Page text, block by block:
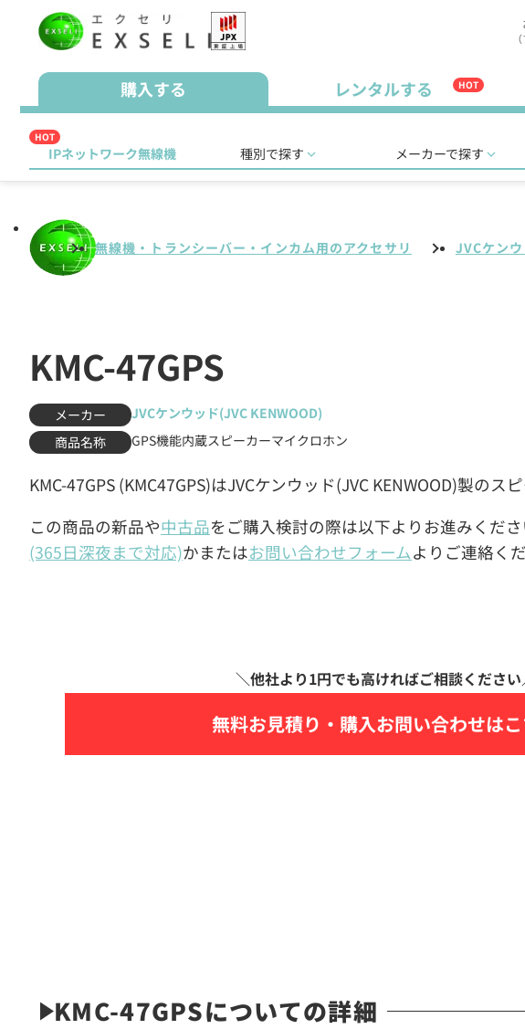
購入する レンタルする HOT
HOT
IPネットワーク無線機 種別で探す メーカーで探す
無線機・トランシーバー・インカム用のアクセサリ JVCケン
KMC-47GPS
メーカー
JVCケンウッド(JVC KENWOOD)
商品名称
GPS機能内蔵スピーカーマイクロホン
KMC-47GPS (KMC47GPS)はJVCケンウッド(JVC KENWOOD)製のス
この商品の新品や中古品をご購入検討の際は以下よりお進みくだ
(365日深夜まで対応)かまたはお問い合わせフォームよりご連絡くだ
無料お見積り・ 購入お問い合わせは
KMC-47GPSについての詳細